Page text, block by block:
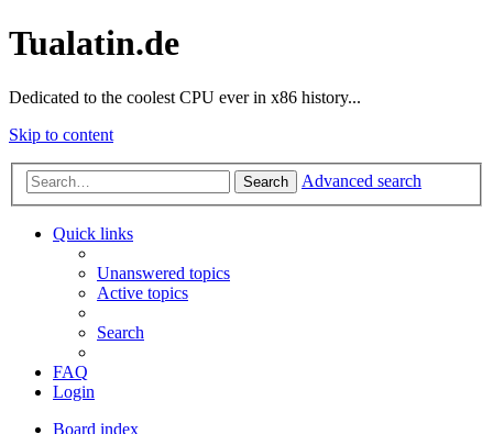
Tualatin.de
Dedicated to the coolest CPU ever in x86 history...
Skip to content
Search Advanced search
Quick links
Unanswered topics
Active topics
Search
FAQ
Login
Board index